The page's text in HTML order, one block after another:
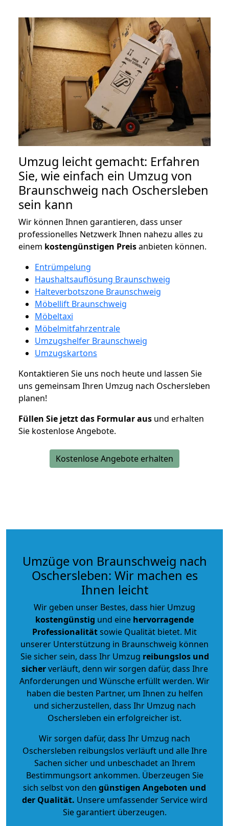
Umzug leicht gemacht: Erfahren
Sie, wie einfach ein Umzug von
Braunschweig nach Oschersleben
sein kann
Wir können Ihnen garantieren, dass unser
professionelles Netzwerk Ihnen nahezu alles zu
einem kostengünstigen Preisanbieten können.
Entrümpelung
Haushaltsauflösung Braunschweig
Halteverbotszone Braunschweig
Möbellift Braunschweig
Möbeltaxi
Möbelmitfahrzentrale
Umzugshelfer Braunschweig
Umzugskartons
Kontaktieren Sie uns noch heute und lassen Sie
uns gemeinsam Ihren Umzug nach Oschersleben
planen!
Füllen Sie jetzt das Formular aus und erhalten
Sie kostenlose Angebote.
Kostenlose Angebote erhalten
Umzüge von Braunschweig nach
Oschersleben: Wir machen es
Ihnen leicht
Wir geben unser Bestes, dass hier Umzug
kostengünstig und eine hervorragende
Professionalitätsowie Qualität bietet. Mit
unserer Unterstützung in Braunschweig können
Sie sicher sein, dass Ihr Umzug reibungslos und
sicherverläuft, denn wir sorgen dafür, dass Ihre
Anforderungen und Wünsche erfüllt werden. Wir
haben die besten Partner, um Ihnen zu helfen
und sicherzustellen, dass Ihr Umzug nach
Oschersleben ein erfolgreicher ist.
Wir sorgen dafür, dass Ihr Umzug nach
Oschersleben reibungslos verläuft und alle Ihre
Sachen sicher und unbeschadet an Ihrem
Bestimmungsort ankommen. Überzeugen Sie
sich selbst von den günstigen Angeboten und
der Qualität. Unsere umfassender Service wird
Sie garantiert überzeugen.